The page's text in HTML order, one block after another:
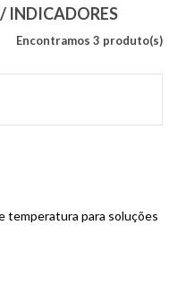
INDICADORES
Encontramos 3 produto(s)
temperatura para soluções